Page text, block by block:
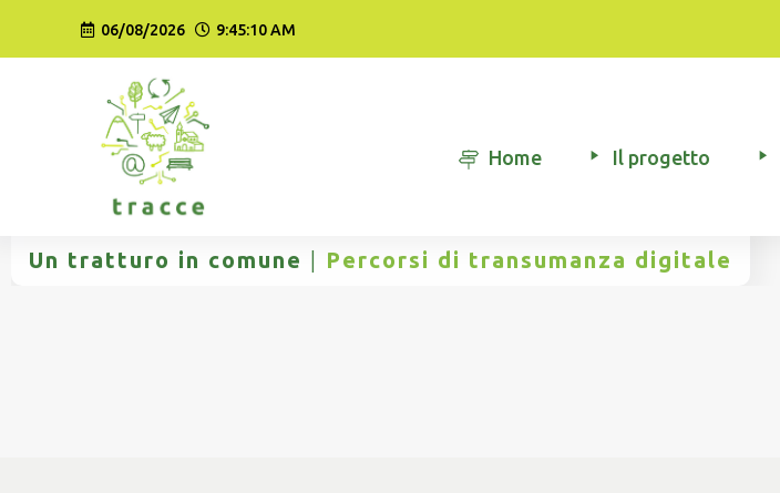
06/08/2026 9:45:11 AM
Home Il progetto
Un tratturo in comune Percorsi di transumanza digitale